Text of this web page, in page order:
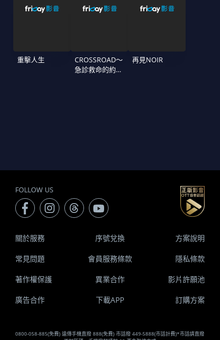
重擊人生
CROSSROAD～
急診救命的約定
再見NOIR
FOLLOW US
0800-058-885(免費) 遠傳手機直撥 888(免費) 市話撥 449-5888(市話計費)*市話請直撥
關於服務 序號兌換 方案說明
常見問題 會員服務條款 隱私條款
著作權保護 異業合作 影片許願池
廣告合作 下載APP 訂購方案